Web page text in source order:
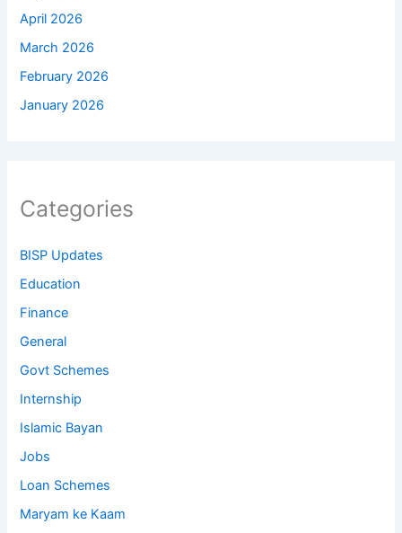
April 2026
March 2026
February 2026
January 2026
Categories
BISP Updates
Education
Finance
General
Govt Schemes
Internship
Islamic Bayan
Jobs
Loan Schemes
Maryam ke Kaam